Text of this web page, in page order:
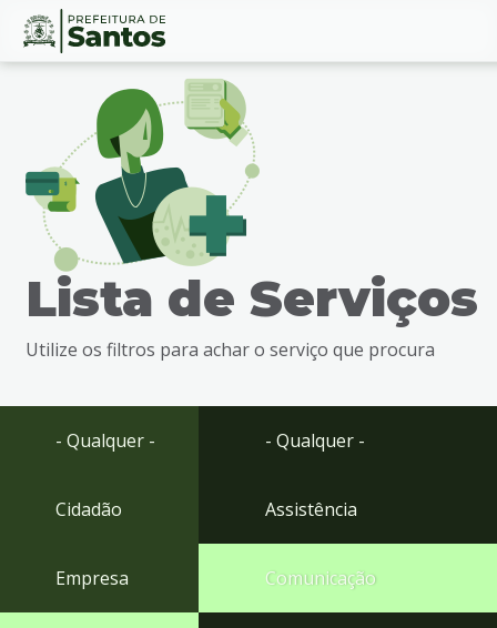
Ir
busca
Ir
Conteúdo
Lista de Serviços
Utilize os filtros para achar o serviço que procura
- Qualquer -
Cidadão
Empresa
- Qualquer -
Assistência
Comunicação